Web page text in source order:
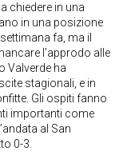
chiedere in una
in una posizione
fa, ma il
l’approdo alle
Valverde ha
stagionali, e in
Gli ospiti fanno
importanti come
al San
0-3.